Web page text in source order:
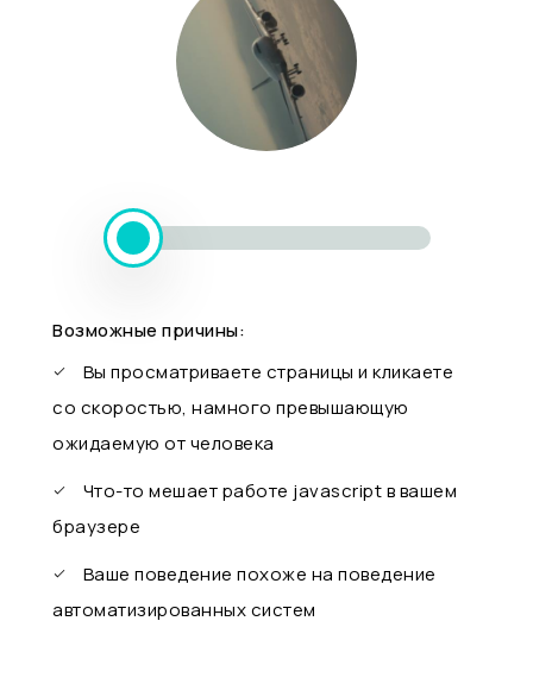
Возможные причины:
Вы просматриваете страницы и кликаете
со скоростью, намного превышающую
ожидаемую от человека
Что-то мешает работе javascript в вашем
браузере
Ваше поведение похоже на поведение
автоматизированных систем